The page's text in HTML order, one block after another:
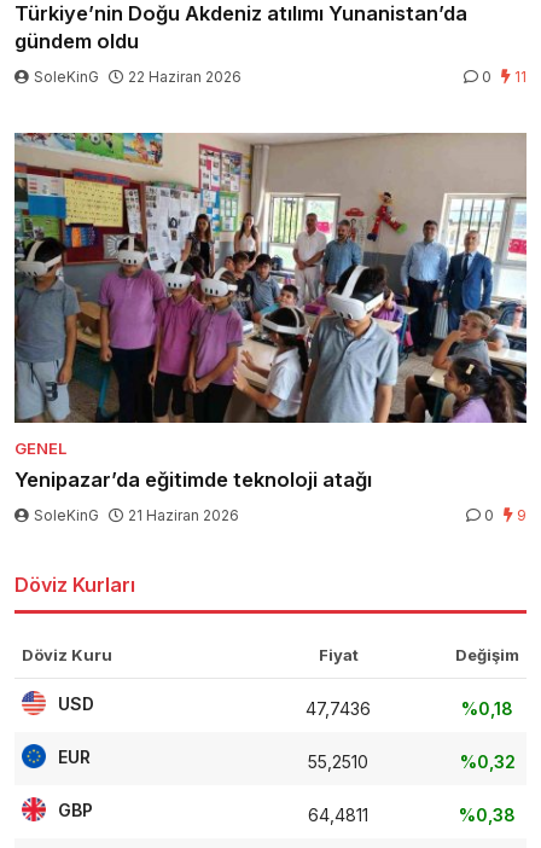
Türkiye’nin Doğu Akdeniz atılımı Yunanistan’da
gündem oldu
SoleKinG 22 Haziran 2026 0 11
GENEL
Yenipazar’da eğitimde teknoloji atağı
SoleKinG 21 Haziran 2026 0 9
Döviz Kurları
Döviz Kuru Fiyat Değişim
USD 47,7436 %0,18
EUR 55,2510 %0,32
GBP 64,4811 %0,38